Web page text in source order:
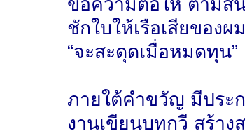
ข้อความต่อให้ ตามสั
ชักใบให้เรือเสียของผ
“จะสะดุดเมื่อหมดทุน
ภายใต้คำขวัญ มีประ
งานเขียนบทกวี สร้าง